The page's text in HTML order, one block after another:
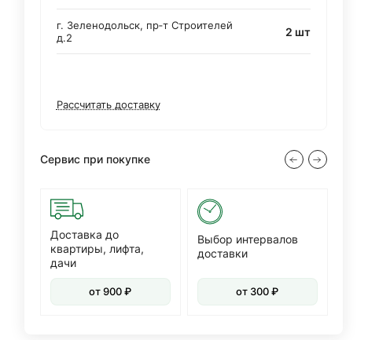
г. Зеленодольск, пр‑т Строителей
д.2
2 шт
Рассчитать доставку
Сервис при покупке
Доставка до
квартиры, лифта,
дачи
от 900 ₽
Выбор интервалов
доставки
от 300 ₽